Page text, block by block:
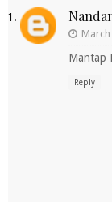
March
Mantap
Reply